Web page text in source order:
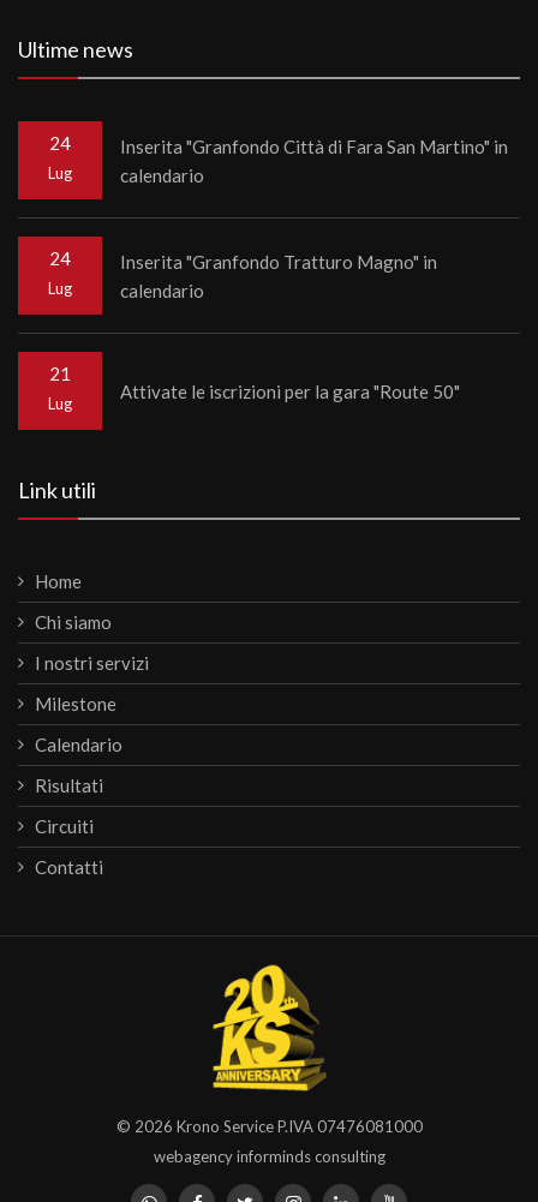
Ultime news
24
Lug
Inserita "Granfondo Città di Fara San Martino" in
calendario
24
Lug
Inserita "Granfondo Tratturo Magno" in
calendario
21
Lug
Attivate le iscrizioni per la gara "Route 50"
Link utili
Home
Chi siamo
I nostri servizi
Milestone
Calendario
Risultati
Circuiti
Contatti
© 2026 Krono ServiceP.IVA 07476081000
webagency informinds consulting